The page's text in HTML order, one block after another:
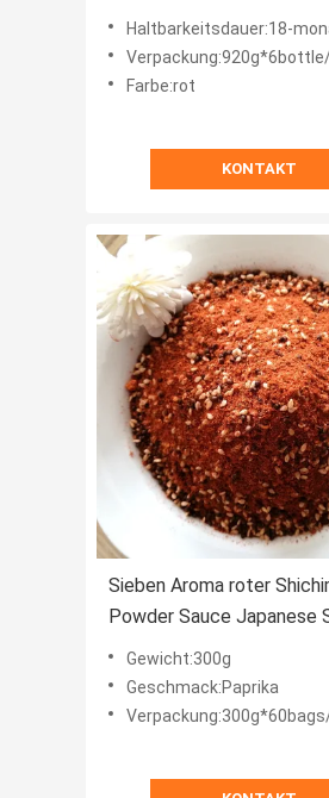
heißer Chili Sauce
Haltbarkeitsdauer:18-
Farbe:rot
KONTAKT
Sieben Aroma roter
Powder Sauce Japanese
Togarashi
Gewicht:300g
Geschmack:Paprika